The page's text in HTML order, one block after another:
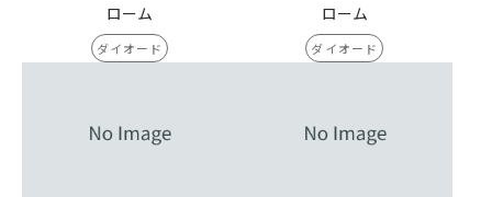
ローム
ダイオード
ローム
ダイオード